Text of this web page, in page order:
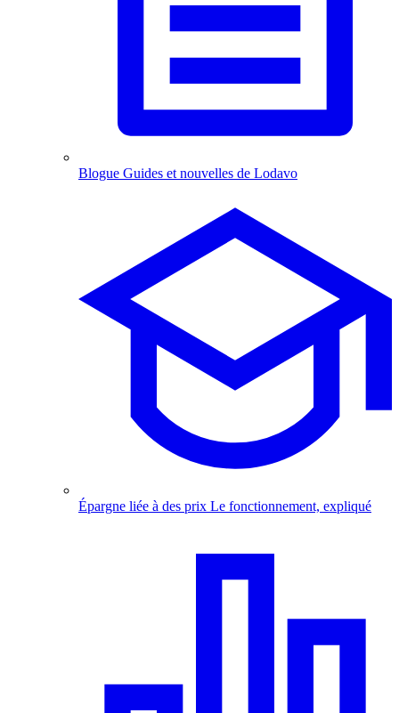
Blogue Guides et nouvelles de Lodavo
Épargne liée à des prix Le fonctionnement, expliqué